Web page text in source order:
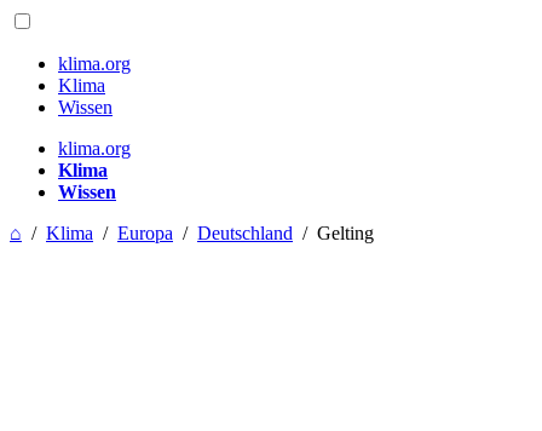
klima.org
Klima
Wissen
klima.org
Klima
Wissen
⌂ / Klima / Europa / Deutschland / Gelting